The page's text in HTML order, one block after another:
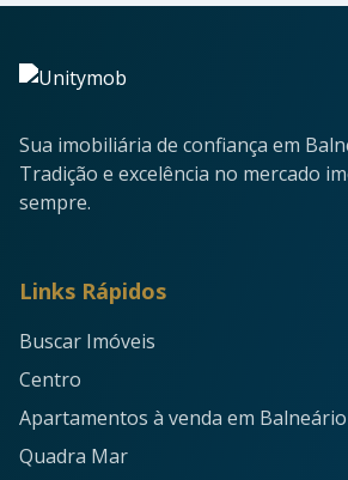
Sua imobiliária de confiança em
Tradição e excelência no mercado
sempre.
Links Rápidos
Buscar Imóveis
Centro
Apartamentos à venda em
Quadra Mar